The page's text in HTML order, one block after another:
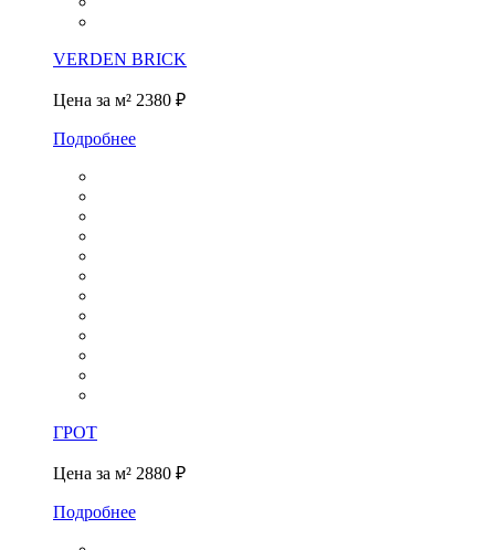
VERDEN BRICK
Цена за м² 2380 ₽
Подробнее
ГРОТ
Цена за м² 2880 ₽
Подробнее